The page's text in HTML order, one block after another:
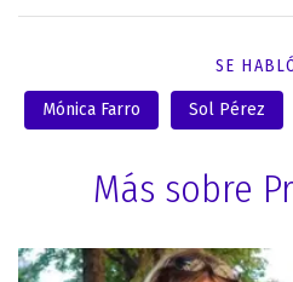
SE
Mónica Farro Sol Pérez
Más sobre